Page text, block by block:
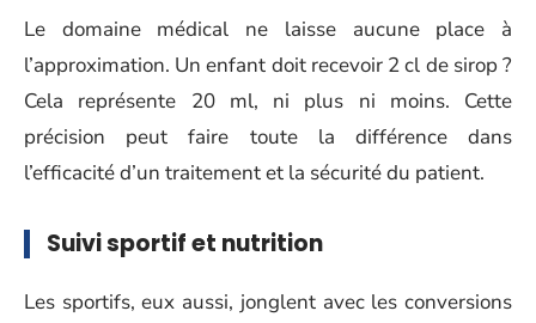
Le domaine médical ne laisse aucune place à
l’approximation. Un enfant doit recevoir 2 cl de sirop ?
Cela représente 20 ml, ni plus ni moins. Cette
précision peut faire toute la différence dans
l’efficacité d’un traitement et la sécurité du patient.
Suivi sportif et nutrition
Les sportifs, eux aussi, jonglent avec les conversions